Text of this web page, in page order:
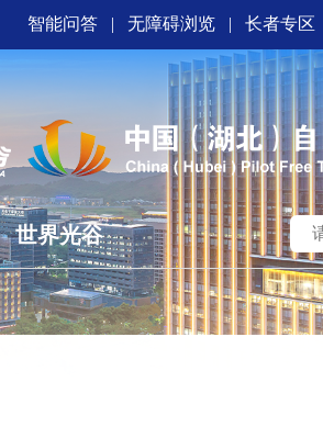
智能问答 | 无障碍浏览 | 长者专区
世界光谷